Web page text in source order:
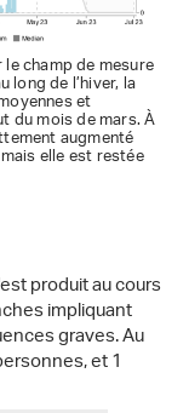
champ de mesure
long de l’hiver, la
et
du mois de mars. À
augmenté
elle est restée
produit au cours
impliquant
graves. Au
et 1